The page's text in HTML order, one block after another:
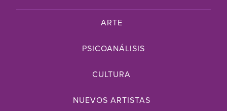
ARTE
PSICOANÁLISIS
CULTURA
NUEVOS ARTISTAS